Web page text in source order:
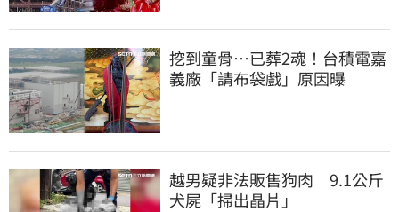
挖到童骨…已葬2魂！台積電嘉
義廠「請布袋戲」原因曝
越男疑非法販售狗肉 9.1公斤
犬屍「掃出晶片」